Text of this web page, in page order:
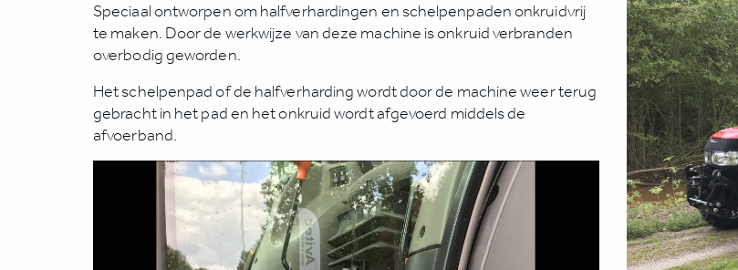
Speciaal ontworpen om halfverhardingen en schelpenpaden onkruidvrij
te maken. Door de werkwijze van deze machine is onkruid verbranden
overbodig geworden.
Het schelpenpad of de halfverharding wordt door de machine weer terug
gebracht in het pad en het onkruid wordt afgevoerd middels de
afvoerband.